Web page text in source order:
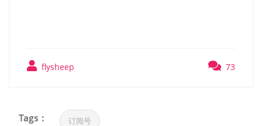
flysheep 73
Tags : 订阅号